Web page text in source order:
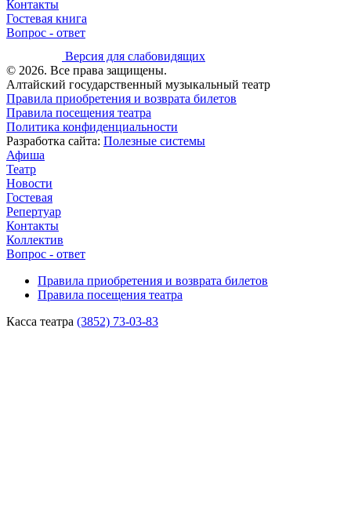
Контакты
Гостевая книга
Вопрос - ответ
Версия для слабовидящих
© 2026. Все права защищены.
Алтайский государственный музыкальный театр
Правила приобретения и возврата билетов
Правила посещения театра
Политика конфиденциальности
Разработка сайта: Полезные системы
Афиша
Театр
Новости
Гостевая
Репертуар
Контакты
Коллектив
Вопрос - ответ
Правила приобретения и возврата билетов
Правила посещения театра
Касса театра (3852) 73-03-83